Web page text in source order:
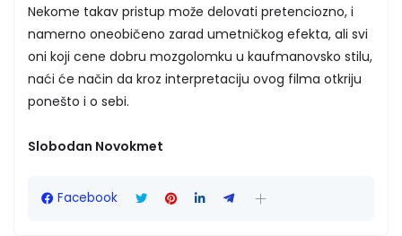
Nekome takav pristup može delovati pretenciozno, i
namerno oneobičeno zarad umetničkog efekta, ali svi
oni koji cene dobru mozgolomku u kaufmanovsko stilu,
naći će način da kroz interpretaciju ovog filma otkriju
ponešto i o sebi.
Slobodan Novokmet
Facebook